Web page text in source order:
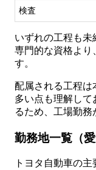
検査
いずれの工程も未
専門的な資格より
す。
配属される工程は
多い点も理解し
るため、工場勤務
勤務地一覧（
トヨタ自動車の